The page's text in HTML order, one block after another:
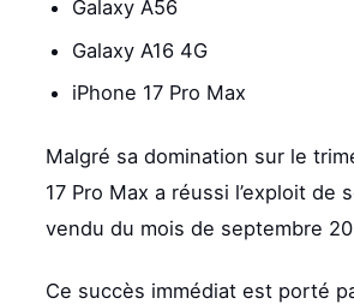
Galaxy A56
Galaxy A16 4G
iPhone 17 Pro Max
Malgré sa domination sur le
17 Pro Max a réussi l’exploit
vendu du mois de septembre
Ce succès immédiat est porté